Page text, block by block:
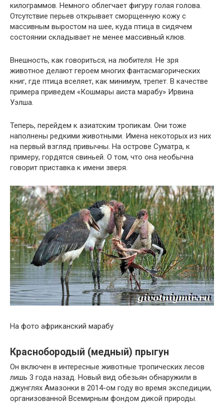
килограммов. Немного облегчает фигуру голая голова.
Отсутствие перьев открывает сморщенную кожу с
массивным выростом на шее, куда птица в сидячем
состоянии складывает не менее массивный клюв.
Внешность, как говориться, на любителя. Не зря
животное делают героем многих фантасмагорических
книг, где птица вселяет, как минимум, трепет. В качестве
примера приведем «Кошмары аиста марабу» Ирвина
Уэлша.
Теперь, перейдем к азиатским тропикам. Они тоже
наполнены редкими животными. Имена некоторых из них
на первый взгляд привычны. На острове Суматра, к
примеру, гордятся свиньей. О том, что она необычна
говорит приставка к имени зверя.
На фото африканский марабу
Краснобородый (медный) прыгун
Он включен в интересные животные тропических лесов
лишь 3 года назад. Новый вид обезьян обнаружили в
джунглях Амазонки в 2014-ом году во время экспедиции,
организованной Всемирным фондом дикой природы.